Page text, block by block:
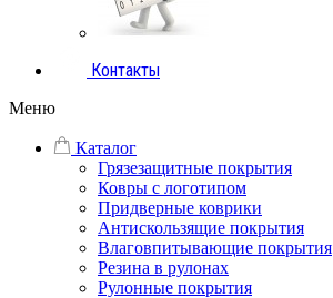
Контакты
Меню
Каталог
Грязезащитные покрытия
Ковры с логотипом
Придверные коврики
Антискользящие покрытия
Влаговпитывающие покрытия
Резина в рулонах
Рулонные покрытия